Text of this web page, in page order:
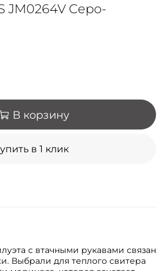
JM0264V Серо-
В корзину
в 1 клик
с втачными рукавами связан
Выбрали для теплого свитера